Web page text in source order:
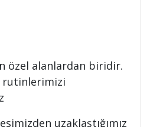
özel alanlardan biridir.
rutinlerimizi
uzaklaştığımız